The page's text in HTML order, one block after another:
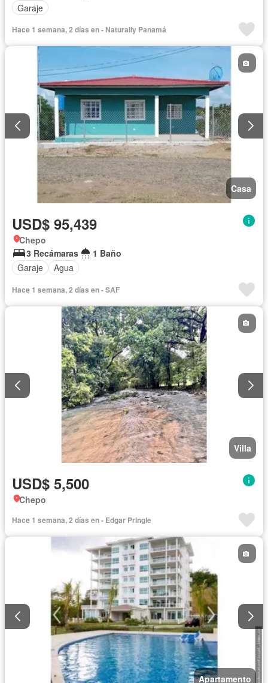
Garaje
Hace 1 semana, 2 días en - Naturally Panamá
Casa
USD$ 95,439
Chepo
3 Recámaras
1 Baño
Garaje
Agua
Hace 1 semana, 2 días en - SAF
Villa
USD$ 5,500
Chepo
Hace 1 semana, 2 días en - Edgar Pringle
Apartamento